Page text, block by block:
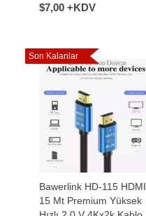
$7,00 +KDV
Son Kalanlar
Bawerlink HD-115 HDMI
15 Mt Premium Yüksek